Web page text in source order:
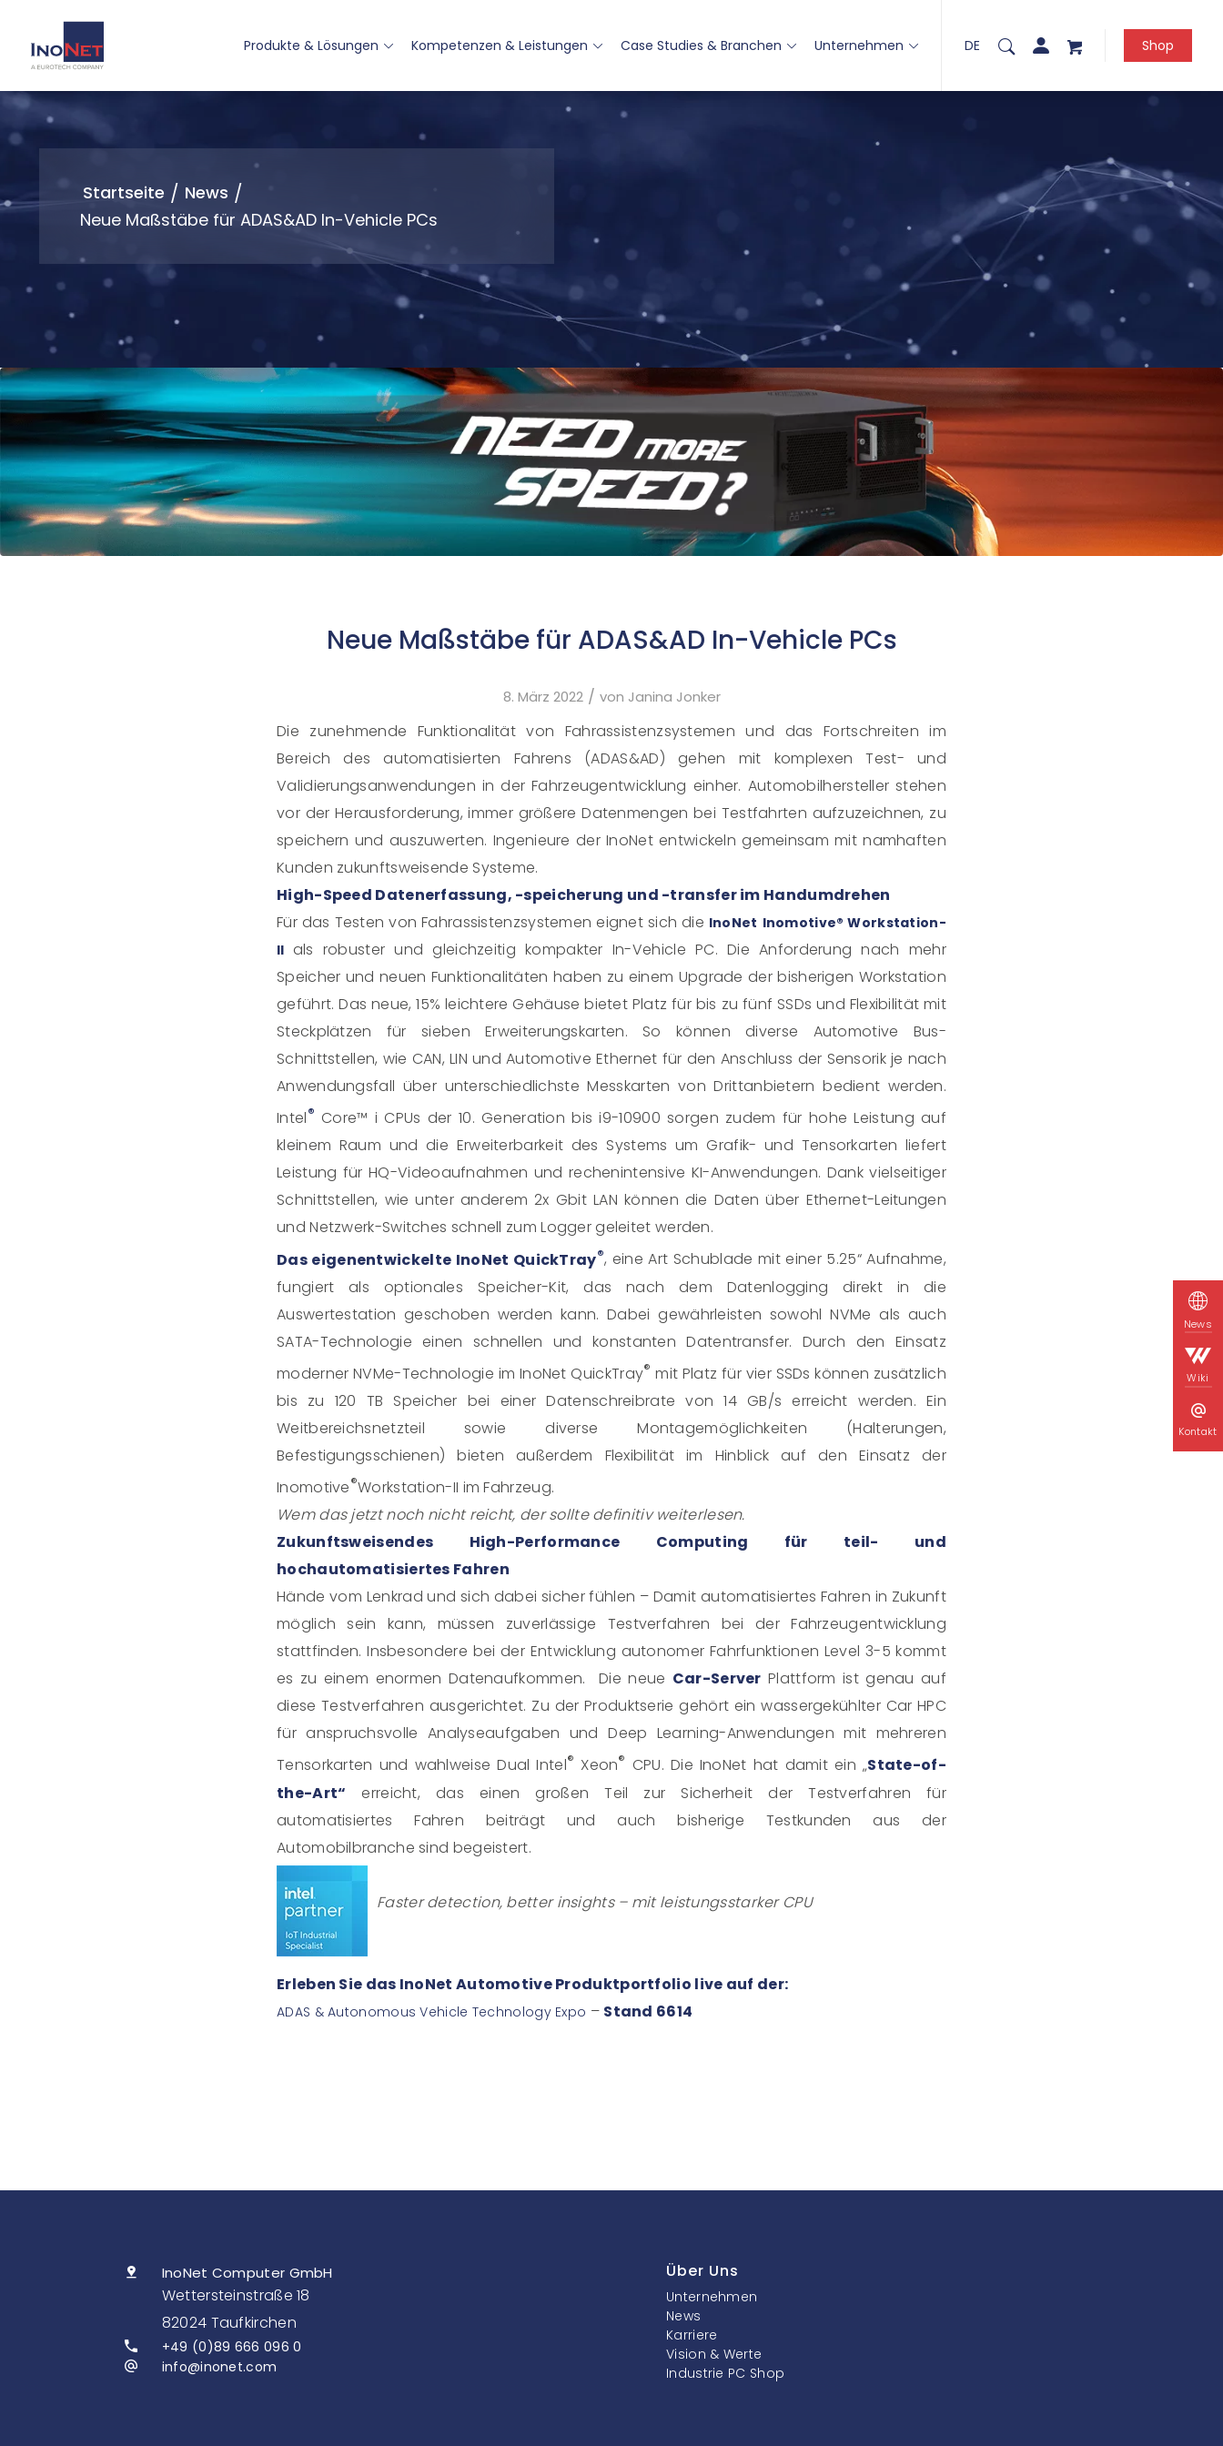
Produkte & Lösungen Kompetenzen & Leistungen Case Studies & Branchen Unternehmen DE Shop
News
Wiki
Kontakt
Startseite / News /
Neue Maßstäbe für ADAS&AD In-Vehicle PCs
Neue Maßstäbe für ADAS&AD In-Vehicle PCs
8. März 2022 / von Janina Jonker
Die zunehmende Funktionalität von Fahrassistenzsystemen und das Fortschreiten im
Bereich des automatisierten Fahrens (ADAS&AD) gehen mit komplexen Test- und
Validierungsanwendungen in der Fahrzeugentwicklung einher. Automobilhersteller stehen
vor der Herausforderung, immer größere Datenmengen bei Testfahrten aufzuzeichnen, zu
speichern und auszuwerten. Ingenieure der InoNet entwickeln gemeinsam mit namhaften
Kunden zukunftsweisende Systeme.
High-Speed Datenerfassung, -speicherung und -transfer im Handumdrehen
Für das Testen von Fahrassistenzsystemen eignet sich die InoNet Inomotive® Workstation-
II als robuster und gleichzeitig kompakter In-Vehicle PC. Die Anforderung nach mehr
Speicher und neuen Funktionalitäten haben zu einem Upgrade der bisherigen Workstation
geführt. Das neue, 15% leichtere Gehäuse bietet Platz für bis zu fünf SSDs und Flexibilität mit
Steckplätzen für sieben Erweiterungskarten. So können diverse Automotive Bus-
Schnittstellen, wie CAN, LIN und Automotive Ethernet für den Anschluss der Sensorik je nach
Anwendungsfall über unterschiedlichste Messkarten von Drittanbietern bedient werden.
Intel® Core™ i CPUs der 10. Generation bis i9-10900 sorgen zudem für hohe Leistung auf
kleinem Raum und die Erweiterbarkeit des Systems um Grafik- und Tensorkarten liefert
Leistung für HQ-Videoaufnahmen und rechenintensive KI-Anwendungen. Dank vielseitiger
Schnittstellen, wie unter anderem 2x Gbit LAN können die Daten über Ethernet-Leitungen
und Netzwerk-Switches schnell zum Logger geleitet werden.
Das eigenentwickelte InoNet QuickTray®, eine Art Schublade mit einer 5.25“ Aufnahme,
fungiert als optionales Speicher-Kit, das nach dem Datenlogging direkt in die
Auswertestation geschoben werden kann. Dabei gewährleisten sowohl NVMe als auch
SATA-Technologie einen schnellen und konstanten Datentransfer. Durch den Einsatz
moderner NVMe-Technologie im InoNet QuickTray® mit Platz für vier SSDs können zusätzlich
bis zu 120 TB Speicher bei einer Datenschreibrate von 14 GB/s erreicht werden. Ein
Weitbereichsnetzteil sowie diverse Montagemöglichkeiten (Halterungen,
Befestigungsschienen) bieten außerdem Flexibilität im Hinblick auf den Einsatz der
Inomotive®Workstation-II im Fahrzeug.
Wem das jetzt noch nicht reicht, der sollte definitiv weiterlesen.
Zukunftsweisendes High-Performance Computing für teil- und
hochautomatisiertes Fahren
Hände vom Lenkrad und sich dabei sicher fühlen – Damit automatisiertes Fahren in Zukunft
möglich sein kann, müssen zuverlässige Testverfahren bei der Fahrzeugentwicklung
stattfinden. Insbesondere bei der Entwicklung autonomer Fahrfunktionen Level 3-5 kommt
es zu einem enormen Datenaufkommen. Die neue Car-Server Plattform ist genau auf
diese Testverfahren ausgerichtet. Zu der Produktserie gehört ein wassergekühlter Car HPC
für anspruchsvolle Analyseaufgaben und Deep Learning-Anwendungen mit mehreren
Tensorkarten und wahlweise Dual Intel® Xeon® CPU. Die InoNet hat damit ein „State-of-
the-Art“ erreicht, das einen großen Teil zur Sicherheit der Testverfahren für
automatisiertes Fahren beiträgt und auch bisherige Testkunden aus der
Automobilbranche sind begeistert.
Faster detection, better insights – mit leistungsstarker CPU
Erleben Sie das InoNet Automotive Produktportfolio live auf der:
ADAS & Autonomous Vehicle Technology Expo – Stand 6614
InoNet Computer GmbH
Wettersteinstraße 18
82024 Taufkirchen
+49 (0)89 666 096 0
info@inonet.com
Über Uns
Unternehmen
News
Karriere
Vision & Werte
Industrie PC Shop